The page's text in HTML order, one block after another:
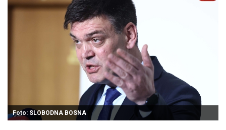
Foto: SLOBODNA BOSNA